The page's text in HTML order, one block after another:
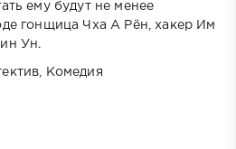
ему будут не менее
гонщица Чха А Рён, хакер Им
Ун.
Комедия